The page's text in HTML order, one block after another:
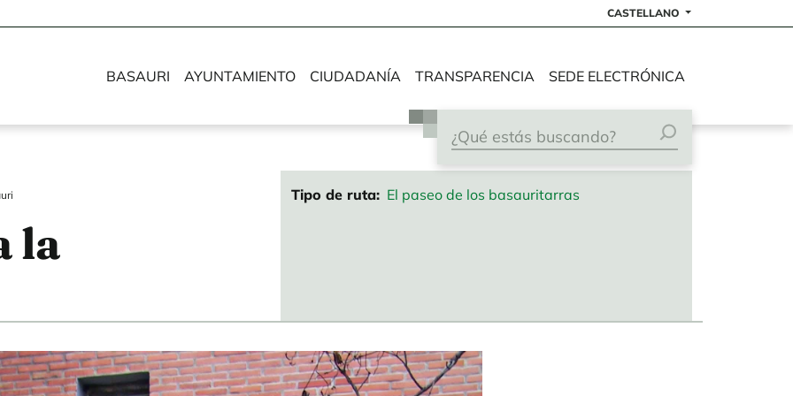
CASTELLANO
BASAURI AYUNTAMIENTO CIUDADANÍA TRANSPARENCIA SEDE ELECTRÓNICA
la
Tipo de ruta El paseo de los basauritarras